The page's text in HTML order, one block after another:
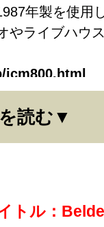
年製を使用
やライブハウ
jcm800.html
っている物を
います。お勧
の場合のスピ
読む
トル：